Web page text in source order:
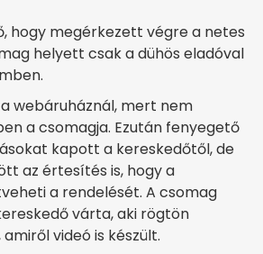
hogy megérkezett végre a netes
helyett csak a dühös eladóval
webáruháznál, mert nem
a csomagja. Ezután fenyegető
kapott a kereskedőtől, de
az értesítés is, hogy a
a rendelését. A csomag
várta, aki rögtön
videó is készült.